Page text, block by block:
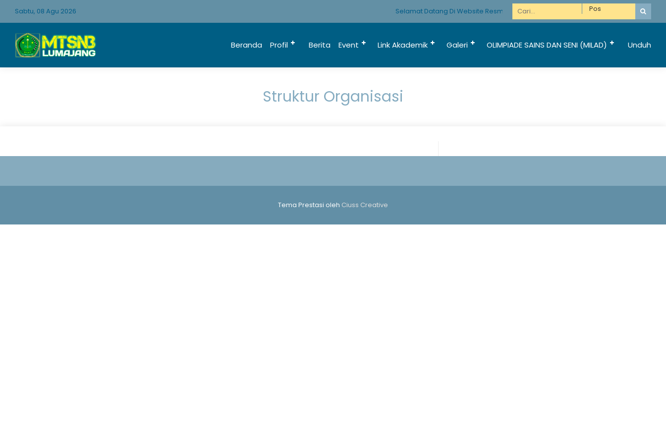
Sabtu, 08 Agu 2026 Selamat Datang Di Website Resmi Madrasah Hebat Bermartabat
Beranda Profil Berita Event Link Akademik Galeri OLIMPIADE SAINS DAN SENI (MILAD) Unduh
Struktur Organisasi
Tema Prestasi oleh Ciuss Creative